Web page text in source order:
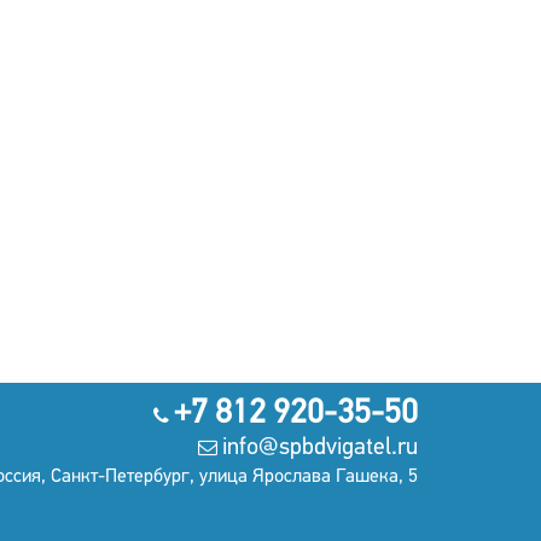
+7 812 920-35-50
info@spbdvigatel.ru
Санкт-Петербург, улица Ярослава Гашека, 5